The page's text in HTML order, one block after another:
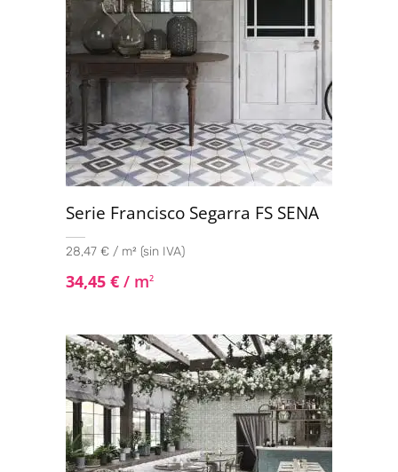
Serie Francisco Segarra FS SENA
28,47 € / m² (sin IVA)
34,45 € / m2